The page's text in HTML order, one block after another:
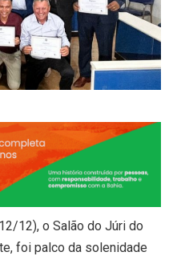
12), o Salão do Júri do
foi palco da solenidade